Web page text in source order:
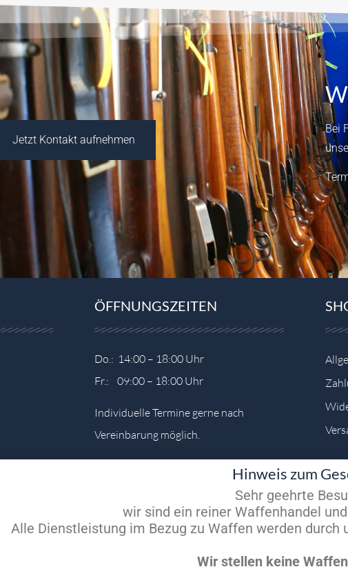
Jetzt Kontakt aufnehmen
Bei
ÖFFNUNGSZEITEN
Do.: 14:00 – 18:00 Uhr
Fr.: 09:00 – 18:00 Uhr
Individuelle Termine gerne nach
Vereinbarung möglich.
Hinweis zum
Sehr geehrte
wir sind ein reiner Waffenhandel
Alle Dienstleistung im Bezug zu Waffen werden
Wir stellen keine